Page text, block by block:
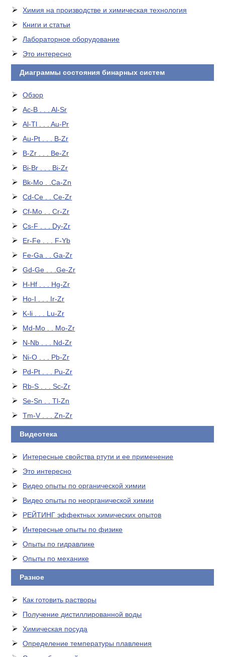
Химия на производстве и химическая технология
Книги и статьи
Лабораторное оборудование
Это интересно
Диаграммы состояния бинарных систем
Обзор
Ac-B . . . Al-Sr
Al-Tl . . . Au-Pr
Au-Pt . . . B-Zr
B-Zr . . . Be-Zr
Bi-Br . . . Bi-Zr
Bk-Mo . .Ca-Zn
Cd-Ce . . Ce-Zr
Cf-Mo . . Cr-Zr
Cs-F . . . Dy-Zr
Er-Fe . . . F-Yb
Fe-Ga . . Ga-Zr
Gd-Ge . . .Ge-Zr
H-Hf . . . Hg-Zr
Ho-I . . . Ir-Zr
K-li . . . Lu-Zr
Md-Mo . . Mo-Zr
N-Nb . . . Nd-Zr
Ni-O . . . Pb-Zr
Pd-Pt . . . Pu-Zr
Rb-S . . . Sc-Zr
Se-Sn . . Tl-Zn
Tm-V . . . Zn-Zr
Видеотека
Интересные свойства ртути и ее применение
Это интересно
Видео опыты по органической химии
Видео опыты по неорганической химии
РЕЙТИНГ эффектных химических опытов
Интересные опыты по физике
Опыты по гидравлике
Опыты по механике
Разное
Как готовить растворы
Получение дистиллированной воды
Химическая посуда
Определение температуры плавления